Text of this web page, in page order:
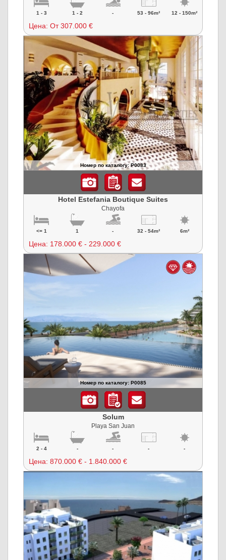
1 - 3 1 - 2 - 53 - 96m² 12 - 150m²
Цена: От 307.000 €
Номер по каталогу: P0083
Hotel Estefania Boutique Suites
Chayofa
<= 1 1 - 32 - 54m² 6m²
Цена: 178.000 € - 229.000 €
Номер по каталогу: P0085
Solum
Playa San Juan
2 - 4 - - - -
Цена: 870.000 € - 1.840.000 €